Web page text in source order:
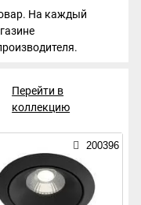
На каждый
Перейти в
коллекцию
200396